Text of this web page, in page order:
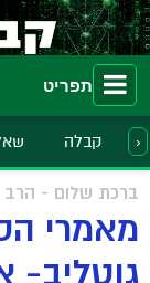
תפריט
קבלה ›
ברכת שלום - הרב
מאמרי
גוטליב-